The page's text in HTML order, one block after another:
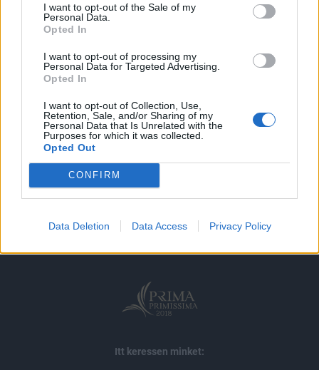
I want to opt-out of the Sale of my
Personal Data.
Opted In
I want to opt-out of processing my
Personal Data for Targeted Advertising.
Opted In
I want to opt-out of Collection, Use,
Retention, Sale, and/or Sharing of my
Personal Data that Is Unrelated with the
Purposes for which it was collected.
Opted Out
CONFIRM
Data Deletion Data Access Privacy Policy
MÁR ELŐFIZETŐNK VAGY?BEJELENTKEZÉS
impresszum
jogi nyilatkozat
süti beállítások
adatvédelem
szerzői jogok médiaajánlat
karrier
Itt keressen minket: